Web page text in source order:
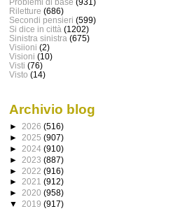
Riletture (686)
Secondi pensieri (599)
Si dice in città (1202)
Sinistra sinistra (675)
Visiioni (2)
Visioni (10)
Visti (76)
Visto (14)
Archivio blog
► 2026 (516)
► 2025 (907)
► 2024 (910)
► 2023 (887)
► 2022 (916)
► 2021 (912)
► 2020 (958)
▼ 2019 (917)